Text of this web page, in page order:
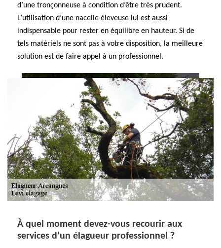
d’une tronçonneuse à condition d’être très prudent.
L’utilisation d’une nacelle éleveuse lui est aussi
indispensable pour rester en équilibre en hauteur. Si de
tels matériels ne sont pas à votre disposition, la meilleure
solution est de faire appel à un professionnel.
À quel moment devez-vous recourir aux
services d’un élagueur professionnel ?